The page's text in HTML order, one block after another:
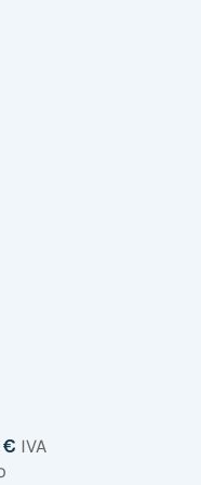
€ IVA